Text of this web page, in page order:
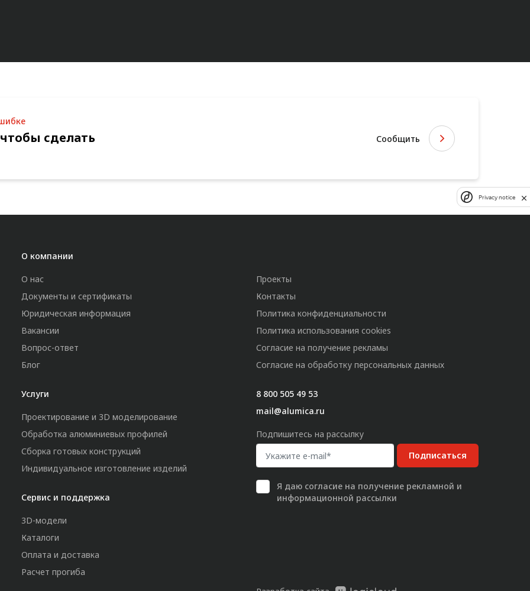
сделать
Сообщить
О компании
О нас
Документы и сертификаты
Юридическая информация
Вакансии
Вопрос-ответ
Блог
Услуги
Проектирование и 3D моделирование
Обработка алюминиевых профилей
Сборка готовых конструкций
Индивидуальное изготовление изделий
Сервис и поддержка
3D-модели
Каталоги
Оплата и доставка
Расчет прогиба
Проекты
Контакты
Политика конфиденциальности
Политика использования cookies
Согласие на получение рекламы
Согласие на обработку персональных данных
8 800 505 49 53
mail@alumica.ru
Подпишитесь на рассылку
Подписаться
Я даю согласие на получение рекламной и
информационной рассылки
Privacy notice